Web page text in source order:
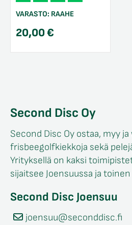
VARASTO: RAAHE
20,00€
Second Disc Oy
Second Disc Oy ostaa, myy
frisbeegolfkiekkoja sekä
Yrityksellä on kaksi
sijaitsee Joensuussa ja toinen
Second Disc Joensuu
joensuu@seconddisc.fi